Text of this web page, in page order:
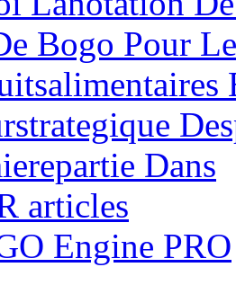
Bogo Pour
Dans
articles
Engine PRO